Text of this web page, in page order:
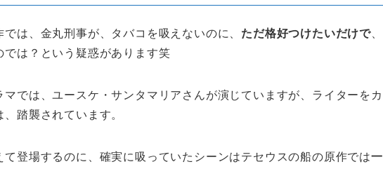
は、金丸刑事が、タバコを吸えないのに、 ただ格好つけたいだけで
では？という疑惑があります笑
マでは、ユースケ・サンタマリアさんが演じていますが、ライターをカ
踏襲されています。
て登場するのに、確実に吸っていたシーンはテセウスの船の原作では一